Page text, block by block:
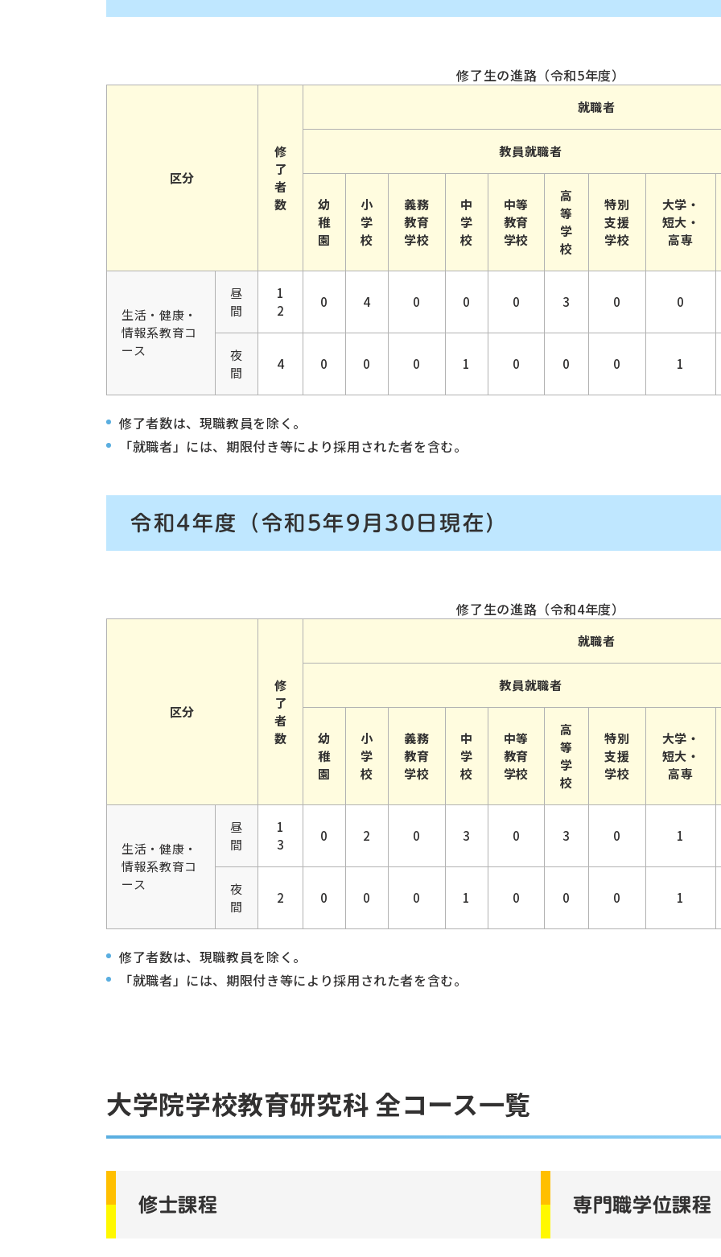
修了生の進路（令和5年度）
区分
修
了
者
数
就職者
教員就職者
幼
稚
園
小
学
校
義務
教育
学校
中
学
校
中等
教育
学校
高
等
学
校
特別
支援
学校
大学・
短大・
高専
生活・健康・
情報系教育コ
ース
昼
間
1
2
0 4 0 0 0 3 0 0
夜
間
4 0 0 0 1 0 0 0 1
修了者数は、現職教員を除く。
「就職者」には、期限付き等により採用された者を含む。
令和4年度 （令和5年9月30日現在）
修了生の進路（令和4年度）
区分
修
了
者
数
就職者
教員就職者
幼
稚
園
小
学
校
義務
教育
学校
中
学
校
中等
教育
学校
高
等
学
校
特別
支援
学校
大学・
短大・
高専
生活・健康・
情報系教育コ
ース
昼
間
1
3
0 2 0 3 0 3 0 1
夜
間
2 0 0 0 1 0 0 0 1
修了者数は、現職教員を除く。
「就職者」には、期限付き等により採用された者を含む。
大学院学校教育研究科 全コース一覧
修士課程 専門職学位課程